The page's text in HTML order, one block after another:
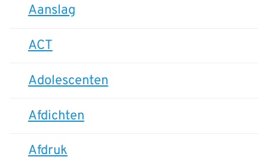
Aanslag
ACT
Adolescenten
Afdichten
Afdruk